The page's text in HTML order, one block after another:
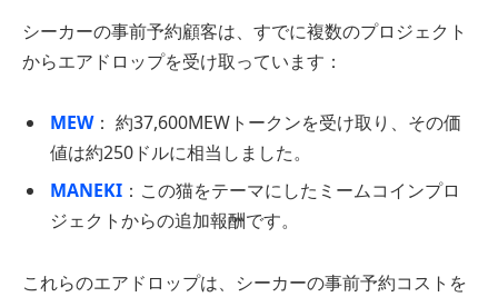
シーカーの事前予約顧客は、すでに複数のプロジェクト
からエアドロップを受け取っています：
MEW： 約37,600MEWトークンを受け取り、その価
値は約250ドルに相当しました。
MANEKI ：この猫をテーマにしたミームコインプロ
ジェクトからの追加報酬です。
これらのエアドロップは、シーカーの事前予約コストを